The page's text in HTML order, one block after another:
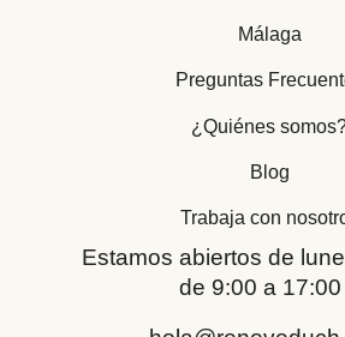
Málaga
Preguntas
¿Quiénes
Blog
Trabaja con
Estamos abiertos de
de 9:00 a 17:00